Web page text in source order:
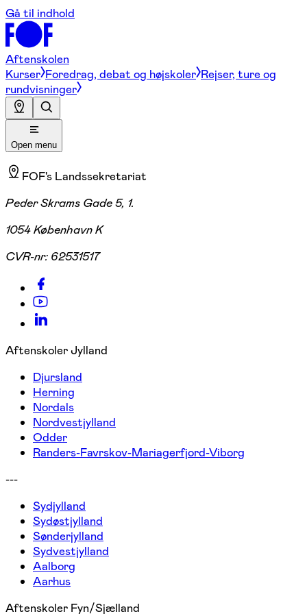
Gå til indhold
Aftenskolen
Kurser Foredrag, debat og højskoler Rejser, ture og
rundvisninger
Open menu
FOF's Landssekretariat
Peder Skrams Gade 5, 1.
1054 København K
CVR-nr: 62531517
Aftenskoler Jylland
Djursland
Herning
Nordals
Nordvestjylland
Odder
Randers-Favrskov-Mariagerfjord-Viborg
---
Sydjylland
Sydøstjylland
Sønderjylland
Sydvestjylland
Aalborg
Aarhus
Aftenskoler Fyn/Sjælland